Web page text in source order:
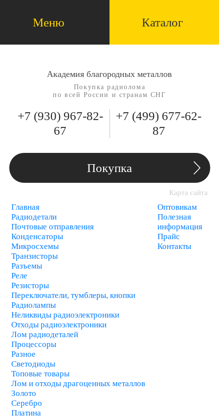
Меню Каталог
Академия благородных металлов
Покупка радиолома
по всей России и странам СНГ
+7 (930) 967-82-
67
+7 (499) 677-62-
87
Покупка
Карта сайта
Главная
Радиодетали
Почтовые отправления
Конденсаторы
Микросхемы
Транзисторы
Разъемы
Реле
Резисторы
Переключатели, тумблеры, кнопки
Радиолампы
Неликвиды радиоэлектроники
Отходы радиоэлектроники
Лом радиодеталей
Процессоры
Разное
Светодиоды
Топовые товары
Лом и отходы драгоценных металлов
Золото
Серебро
Платина
Оптовикам
Полезная
информация
Прайс
Контакты